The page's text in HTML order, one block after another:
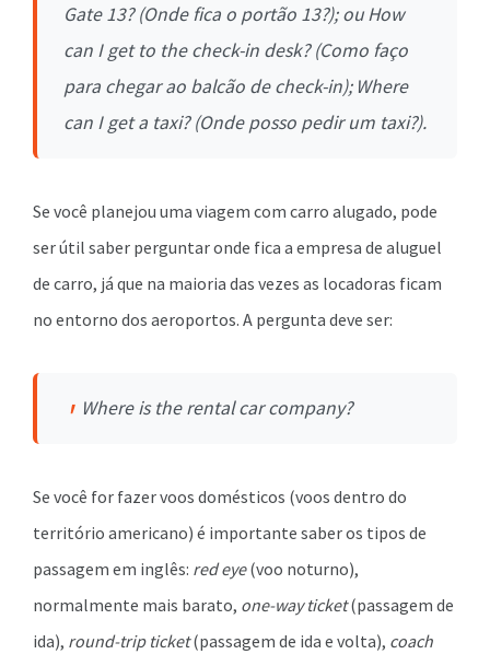
Gate 13?(Onde fica o portão 13?); ouHow
can I get to the check-in desk?(Como faço
para chegar ao balcão de check-in); Where
can Igeta taxi?(Onde posso pedir um taxi?).
Se você planejou uma viagem com carro alugado, pode
ser útil saber perguntar onde fica a empresa de aluguel
de carro, já que na maioria das vezes as locadoras ficam
no entorno dos aeroportos. A pergunta deve ser:
Where is the rental car company?
Se você for fazer voos domésticos (voos dentro do
território americano) é importante saber os tipos de
passagem em inglês: red eye(voo noturno),
normalmente mais barato, one-wayticket(passagem de
ida), round-tripticket(passagem de ida e volta), coach